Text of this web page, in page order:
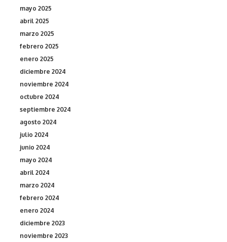
mayo 2025
abril 2025
marzo 2025
febrero 2025
enero 2025
diciembre 2024
noviembre 2024
octubre 2024
septiembre 2024
agosto 2024
julio 2024
junio 2024
mayo 2024
abril 2024
marzo 2024
febrero 2024
enero 2024
diciembre 2023
noviembre 2023